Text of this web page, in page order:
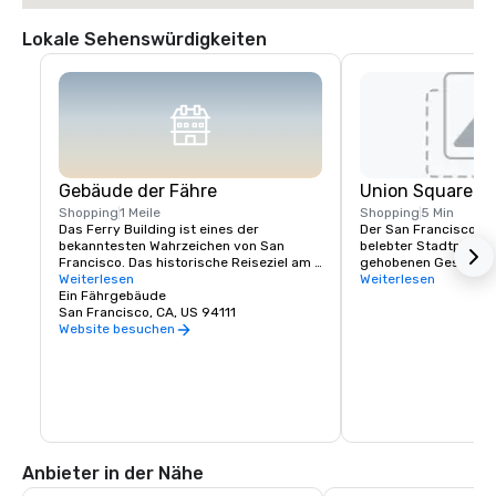
Lokale Sehenswürdigkeiten
Gebäude der Fähre
Shopping1 Meile
Das Ferry Building ist eines der
bekanntesten Wahrzeichen von San
Francisco. Das historische Reiseziel am
Wasser dient sowohl als Tor zur Stadt als
auch als Treffpunkt für die Gemeinde der
Bay Area. Im Mittelpunkt steht der Ferry
Building Marketplace, eine lebendige
kleiner regionaler Produzenten, stellt
nachhaltige Praktiken legen, und fördert
Weiterlesen
Ein Fährgebäude
San Francisco, CA, US 94111
Website besuchen
Union Square
Shopping 5 Min
Der San Francisco
belebter Stadtplatz,
gehobenen
Theatern. Es ist ein
Weiterlesen
Anbieter in der Nähe